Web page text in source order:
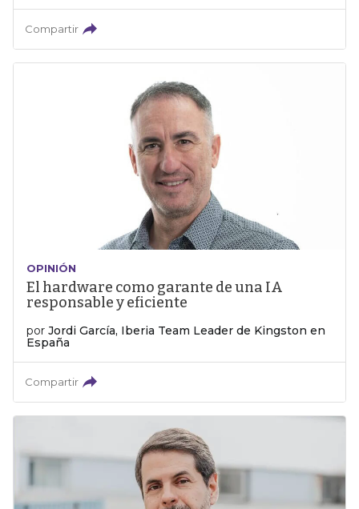
Compartir
OPINIÓN
El hardware como garante de una IA
responsable y eficiente
por Jordi García, Iberia Team Leader de Kingston en
España
Compartir